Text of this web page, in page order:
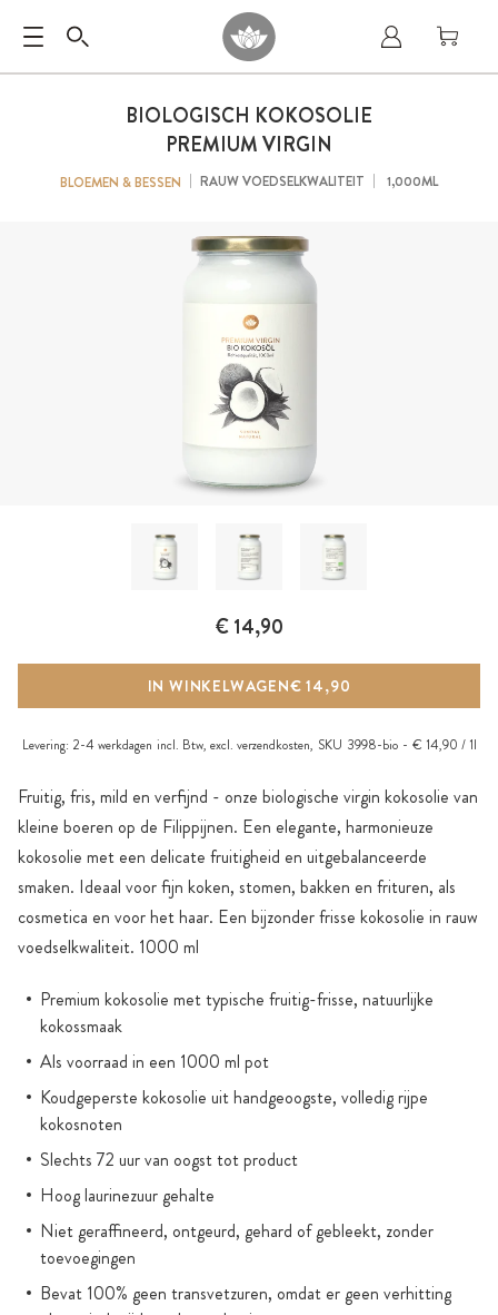
BIOLOGISCH KOKOSOLIE
PREMIUM VIRGIN
BLOEMEN & BESSEN RAUW VOEDSELKWALITEIT 1,000ML
Fruitig, fris, mild en verfijnd - onze biologische virgin kokosolie van
kleine boeren op de Filippijnen. Een elegante, harmonieuze
kokosolie met een delicate fruitigheid en uitgebalanceerde
smaken. Ideaal voor fijn koken, stomen, bakken en frituren, als
cosmetica en voor het haar. Een bijzonder frisse kokosolie in rauw
voedselkwaliteit. 1000 ml
Premium kokosolie met typische fruitig-frisse, natuurlijke
kokossmaak
Als voorraad in een 1000 ml pot
Koudgeperste kokosolie uit handgeoogste, volledig rijpe
kokosnoten
Slechts 72 uur van oogst tot product
Hoog laurinezuur gehalte
Niet geraffineerd, ontgeurd, gehard of gebleekt, zonder
toevoegingen
Bevat 100% geen transvetzuren, omdat er geen verhitting
€ 14,90
IN WINKELWAGEN€ 14,90
Levering: 2-4 werkdagen incl. Btw, excl. verzendkosten, SKU 3998-bio € 14,90 / 1l